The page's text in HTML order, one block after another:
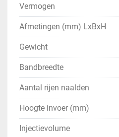
Vermogen
Afmetingen (mm) LxBxH
Gewicht
Bandbreedte
Aantal rijen naalden
Hoogte invoer (mm)
Injectievolume